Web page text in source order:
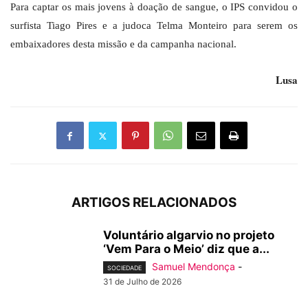
Para captar os mais jovens à doação de sangue, o IPS convidou o
surfista Tiago Pires e a judoca Telma Monteiro para serem os
embaixadores desta missão e da campanha nacional.
Lusa
ARTIGOS RELACIONADOS
Voluntário algarvio no projeto
‘Vem Para o Meio’ diz que a...
SOCIEDADE Samuel Mendonça -
31 de Julho de 2026